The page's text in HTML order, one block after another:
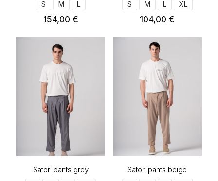
S M L
154,00 €
προϊόν
έχει
πολλαπλές
παραλλαγές.
Οι
επιλογές
μπορούν
να
επιλεγούν
στη
σελίδα
του
S M L XL
104,00€
προϊόν
έχει
πολλαπλές
παραλλαγές.
Οι
επιλογές
μπορούν
να
επιλεγούν
στη
σελίδα
του
Satori pants grey Satori pants beige